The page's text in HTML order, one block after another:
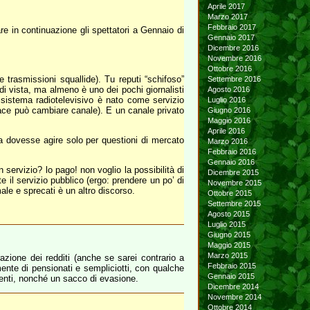
in continuazione gli spettatori a Gennaio di
squallide). Tu reputi “schifoso”
vista, ma almeno è uno dei pochi giornalisti
radiotelevisivo è nato come servizio
può cambiare canale). E un canale privato
agire solo per questioni di mercato
servizio? lo pago! non voglio la possibilità di
il servizio pubblico (ergo: prendere un po’ di
e sprecati è un altro discorso.
dei redditi (anche se sarei contrario a
di pensionati e sempliciotti, con qualche
nonché un sacco di evasione.
Aprile 2017
Marzo 2017
Febbraio 2017
Gennaio 2017
Dicembre 2016
Novembre 2016
Ottobre 2016
Settembre 2016
Agosto 2016
Luglio 2016
Giugno 2016
Maggio 2016
Aprile 2016
Marzo 2016
Febbraio 2016
Gennaio 2016
Dicembre 2015
Novembre 2015
Ottobre 2015
Settembre 2015
Agosto 2015
Luglio 2015
Giugno 2015
Maggio 2015
Marzo 2015
Febbraio 2015
Gennaio 2015
Dicembre 2014
Novembre 2014
Ottobre 2014